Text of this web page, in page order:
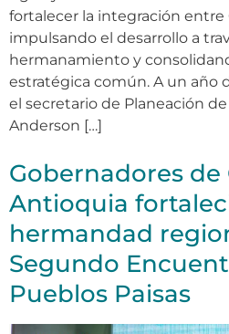
fortalecer la integración entre
impulsando el desarrollo a
hermanamiento y
estratégica común. A un año
el secretario de Planeación de
Anderson […]
Gobernadores de
Antioquia
hermandad
Segundo
Pueblos Paisas